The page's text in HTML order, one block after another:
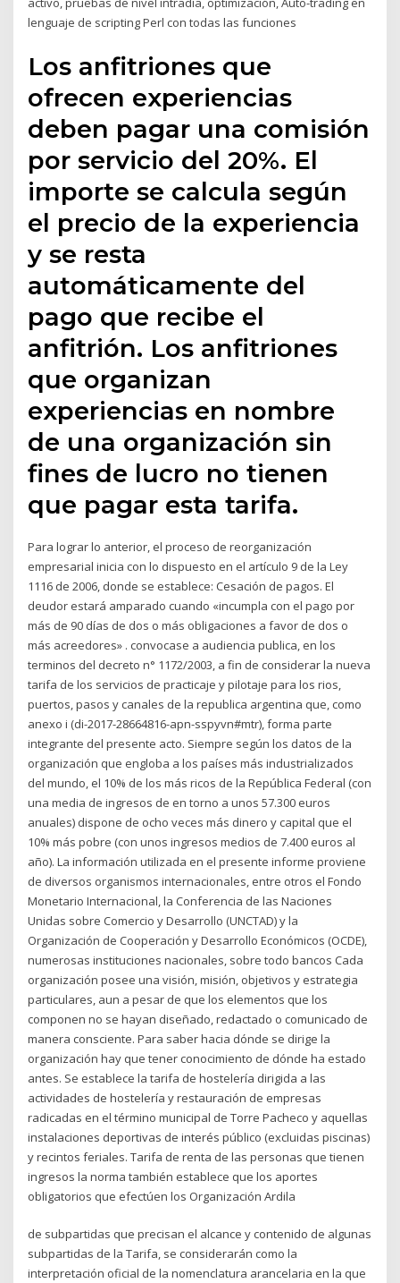
lenguaje de scripting Perl con todas las funciones
Los anfitriones que
ofrecen experiencias
deben pagar una comisión
por servicio del 20%. El
importe se calcula según
el precio de la experiencia
y se resta
automáticamente del
pago que recibe el
anfitrión. Los anfitriones
que organizan
experiencias en nombre
de una organización sin
fines de lucro no tienen
que pagar esta tarifa.
Para lograr lo anterior, el proceso de reorganización
empresarial inicia con lo dispuesto en el artículo 9 de la Ley
1116 de 2006, donde se establece: Cesación de pagos. El
deudor estará amparado cuando «incumpla con el pago por
más de 90 días de dos o más obligaciones a favor de dos o
más acreedores» . convocase a audiencia publica, en los
terminos del decreto n° 1172/2003, a fin de considerar la nueva
tarifa de los servicios de practicaje y pilotaje para los rios,
puertos, pasos y canales de la republica argentina que, como
anexo i (di-2017-28664816-apn-sspyvn#mtr), forma parte
integrante del presente acto. Siempre según los datos de la
organización que engloba a los países más industrializados
del mundo, el 10% de los más ricos de la República Federal (con
una media de ingresos de en torno a unos 57.300 euros
anuales) dispone de ocho veces más dinero y capital que el
10% más pobre (con unos ingresos medios de 7.400 euros al
año). La información utilizada en el presente informe proviene
de diversos organismos internacionales, entre otros el Fondo
Monetario Internacional, la Conferencia de las Naciones
Unidas sobre Comercio y Desarrollo (UNCTAD) y la
Organización de Cooperación y Desarrollo Económicos (OCDE),
numerosas instituciones nacionales, sobre todo bancos Cada
organización posee una visión, misión, objetivos y estrategia
particulares, aun a pesar de que los elementos que los
componen no se hayan diseñado, redactado o comunicado de
manera consciente. Para saber hacia dónde se dirige la
organización hay que tener conocimiento de dónde ha estado
antes. Se establece la tarifa de hostelería dirigida a las
actividades de hostelería y restauración de empresas
radicadas en el término municipal de Torre Pacheco y aquellas
instalaciones deportivas de interés público (excluidas piscinas)
y recintos feriales. Tarifa de renta de las personas que tienen
ingresos la norma también establece que los aportes
obligatorios que efectúen los Organización Ardila
de subpartidas que precisan el alcance y contenido de algunas
subpartidas de la Tarifa, se considerarán como la
interpretación oficial de la nomenclatura arancelaria en la que